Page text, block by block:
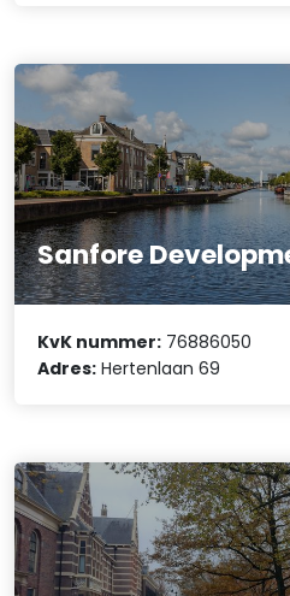
Sanfore
KvK nummer: 76886050
Adres: Hertenlaan 69